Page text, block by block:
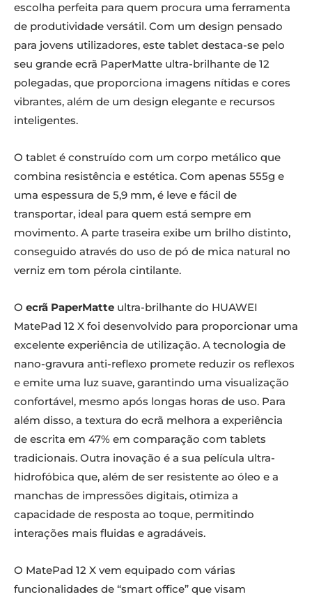
escolha perfeita para quem procura uma ferramenta
de produtividade versátil. Com um design pensado
para jovens utilizadores, este tablet destaca-se pelo
seu grande ecrã PaperMatte ultra-brilhante de 12
polegadas, que proporciona imagens nítidas e cores
vibrantes, além de um design elegante e recursos
inteligentes.
O tablet é construído com um corpo metálico que
combina resistência e estética. Com apenas 555g e
uma espessura de 5,9 mm, é leve e fácil de
transportar, ideal para quem está sempre em
movimento. A parte traseira exibe um brilho distinto,
conseguido através do uso de pó de mica natural no
verniz em tom pérola cintilante.
O ecrã PaperMatte ultra-brilhante do HUAWEI
MatePad 12 X foi desenvolvido para proporcionar uma
excelente experiência de utilização. A tecnologia de
nano-gravura anti-reflexo promete reduzir os reflexos
e emite uma luz suave, garantindo uma visualização
confortável, mesmo após longas horas de uso. Para
além disso, a textura do ecrã melhora a experiência
de escrita em 47% em comparação com tablets
tradicionais. Outra inovação é a sua película ultra-
hidrofóbica que, além de ser resistente ao óleo e a
manchas de impressões digitais, otimiza a
capacidade de resposta ao toque, permitindo
interações mais fluidas e agradáveis.
O MatePad 12 X vem equipado com várias
funcionalidades de “smart office” que visam